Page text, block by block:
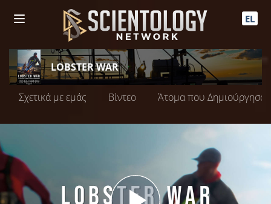
EL
LOBSTER WAR
Σχετικά με εμάς Βίντεο Άτομα που